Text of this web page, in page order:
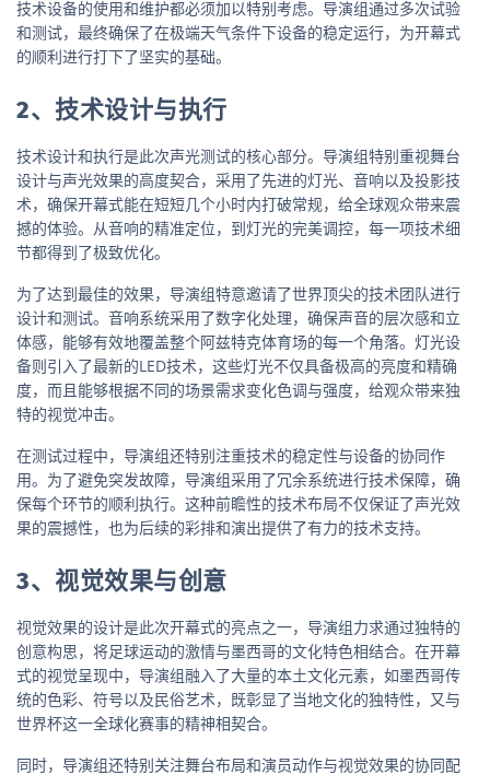
技术设备的使用和维护都必须加以特别考虑。导演组通过多次试验
和测试，最终确保了在极端天气条件下设备的稳定运行，为开幕式
的顺利进行打下了坚实的基础。
2、技术设计与执行
技术设计和执行是此次声光测试的核心部分。导演组特别重视舞台
设计与声光效果的高度契合，采用了先进的灯光、音响以及投影技
术，确保开幕式能在短短几个小时内打破常规，给全球观众带来震
撼的体验。从音响的精准定位，到灯光的完美调控，每一项技术细
节都得到了极致优化。
为了达到最佳的效果，导演组特意邀请了世界顶尖的技术团队进行
设计和测试。音响系统采用了数字化处理，确保声音的层次感和立
体感，能够有效地覆盖整个阿兹特克体育场的每一个角落。灯光设
备则引入了最新的LED技术，这些灯光不仅具备极高的亮度和精确
度，而且能够根据不同的场景需求变化色调与强度，给观众带来独
特的视觉冲击。
在测试过程中，导演组还特别注重技术的稳定性与设备的协同作
用。为了避免突发故障，导演组采用了冗余系统进行技术保障，确
保每个环节的顺利执行。这种前瞻性的技术布局不仅保证了声光效
果的震撼性，也为后续的彩排和演出提供了有力的技术支持。
3、视觉效果与创意
视觉效果的设计是此次开幕式的亮点之一，导演组力求通过独特的
创意构思，将足球运动的激情与墨西哥的文化特色相结合。在开幕
式的视觉呈现中，导演组融入了大量的本土文化元素，如墨西哥传
统的色彩、符号以及民俗艺术，既彰显了当地文化的独特性，又与
世界杯这一全球化赛事的精神相契合。
同时，导演组还特别关注舞台布局和演员动作与视觉效果的协同配